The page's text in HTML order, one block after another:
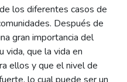
los diferentes casos de
Después de
gran importancia del
vida, que la vida en
ellos y que el nivel de